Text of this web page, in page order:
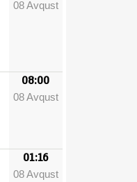
08 Avqust
08:00
08 Avqust
01:16
08 Avqust